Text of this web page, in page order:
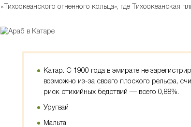
«Тихоокеанского огненного кольца», где Тихоокеанская
Катар. С 1900 года в эмирате не
возможно из-за своего плоского рельфа,
риск стихийных бедствий — всего 0,88%.
Уругвай
Мальта